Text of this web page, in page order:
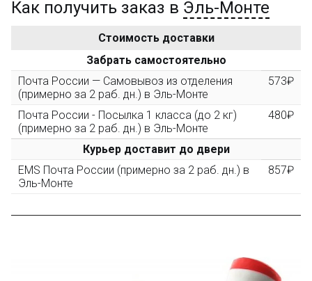
Золотая скидка
персональная
10%
3000 рублей, Вы получите постоянную скидку на все
повторные заказы - 10%
Скидка за обзор
(фото сборки) до 10%
Пришлите фото поэтапной сборки купленного
конструктора и получите дополнительную скидку
10% при покупке следующего набора (не дороже 10
Как получить заказ в Эль-Монте
Стоимость доставки
Забрать самостоятельно
Почта России — Самовывоз из отделения
(примерно за 2 раб. дн.) в Эль-Монте
573₽
Почта России - Посылка 1 класса (до 2 кг)
(примерно за 2 раб. дн.) в Эль-Монте
480₽
Курьер доставит до двери
EMS Почта России (примерно за 2 раб. дн.) в
Эль-Монте
857₽